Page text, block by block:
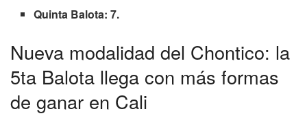
Quinta Balota: 7.
Nueva modalidad del Chontico: la
5ta Balota llega con más formas
de ganar en Cali